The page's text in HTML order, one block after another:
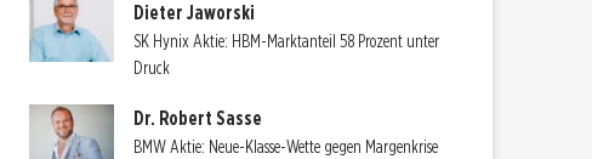
Dieter Jaworski
SK Hynix Aktie: HBM-Marktanteil 58 Prozent unter
Druck
Dr. Robert Sasse
BMW Aktie: Neue-Klasse-Wette gegen Margenkrise